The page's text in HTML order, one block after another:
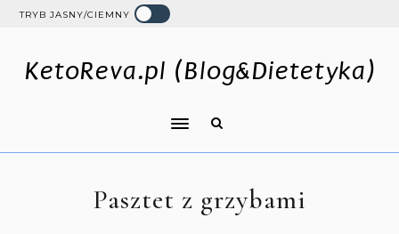
TRYB JASNY/CIEMNY
KetoReva.pl (Blog&Dietetyka)
Pasztet z grzybami